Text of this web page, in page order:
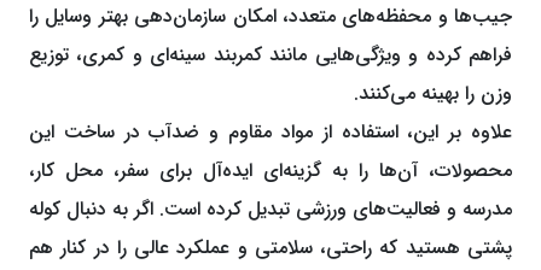
جیب‌ها و محفظه‌های متعدد، امکان سازمان‌دهی بهتر وسایل را
فراهم کرده و ویژگی‌هایی مانند کمربند سینه‌ای و کمری، توزیع
وزن را بهینه می‌کنند.
علاوه بر این، استفاده از مواد مقاوم و ضدآب در ساخت این
محصولات، آن‌ها را به گزینه‌ای ایده‌آل برای سفر، محل کار،
مدرسه و فعالیت‌های ورزشی تبدیل کرده است. اگر به دنبال کوله
‌پشتی‌ هستید که راحتی، سلامتی و عملکرد عالی را در کنار هم